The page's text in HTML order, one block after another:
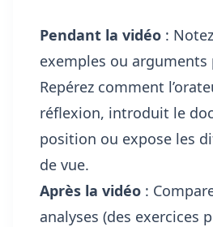
Pendant la vidéo :
exemples ou arguments
Repérez comment
réflexion, introduit le
position ou expose les
de vue.
Après la vidéo :
analyses (des exercices